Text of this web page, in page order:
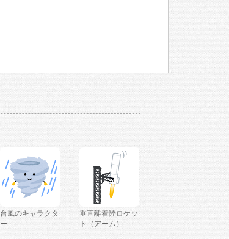
台風のキャラクタ
ー
垂直離着陸ロケッ
ト（アーム）